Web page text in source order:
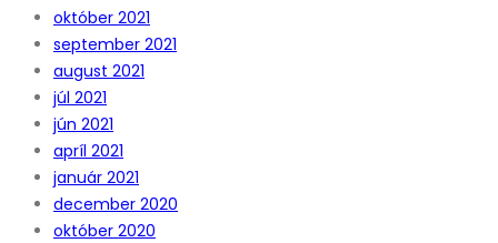
október 2021
september 2021
august 2021
júl 2021
jún 2021
apríl 2021
január 2021
december 2020
október 2020